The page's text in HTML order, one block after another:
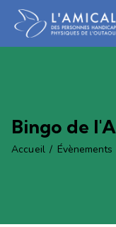
Bingo de
Accueil Évènements